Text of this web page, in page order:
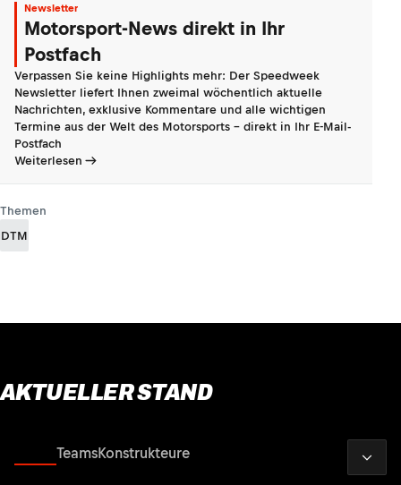
Newsletter
Motorsport-News direkt in Ihr
Postfach
Verpassen Sie keine Highlights mehr: Der Speedweek
Newsletter liefert Ihnen zweimal wöchentlich aktuelle
Nachrichten, exklusive Kommentare und alle wichtigen
Termine aus der Welt des Motorsports - direkt in Ihr E-Mail-
Postfach
Weiterlesen
Themen
DTM
AKTUELLER STAND
TeamsKonstrukteure